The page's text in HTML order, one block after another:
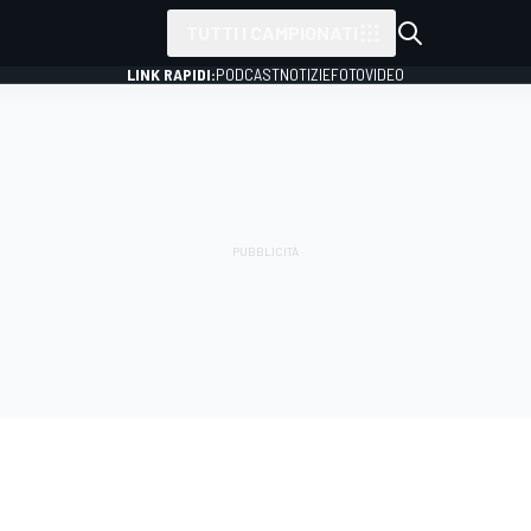
LINK RAPIDI:PODCASTNOTIZIEFOTOVIDEO